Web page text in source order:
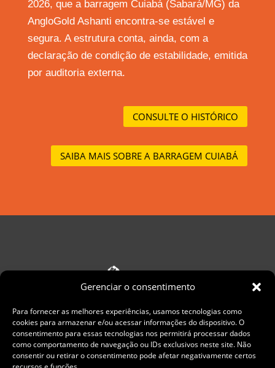
Gerenciar o consentimento
Para fornecer as melhores experiências, usamos tecnologias como
cookies para armazenar e/ou acessar informações do dispositivo. O
consentimento para essas tecnologias nos permitirá processar dados
como comportamento de navegação ou IDs exclusivos neste site. Não
consentir ou retirar o consentimento pode afetar negativamente certos
2026, que a barragem Cuiabá (Sabará/MG) da
AngloGold Ashanti encontra-se estável e
segura. A estrutura conta, ainda, com a
declaração de condição de estabilidade, emitida
por auditoria externa.
CONSULTE O HISTÓRICO
SAIBA MAIS SOBRE A BARRAGEM CUIABÁ